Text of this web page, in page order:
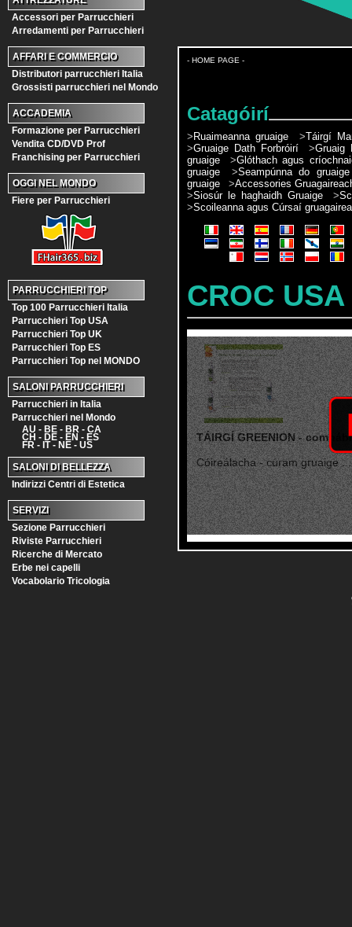
Accessori per Parrucchieri
Arredamenti per Parrucchieri
AFFARI E COMMERCIO
Distributori parrucchieri Italia
Grossisti parrucchieri nel Mondo
ACCADEMIA
Formazione per Parrucchieri
Vendita CD/DVD Prof
Franchising per Parrucchieri
OGGI NEL MONDO
Fiere per Parrucchieri
PARRUCCHIERI TOP
Top 100 Parrucchieri Italia
Parrucchieri Top USA
Parrucchieri Top UK
Parrucchieri Top ES
Parrucchieri Top nel MONDO
SALONI PARRUCCHIERI
Parrucchieri in Italia
Parrucchieri nel Mondo
AU - BE - BR - CA
CH - DE - EN - ES
FR - IT - NE - US
SALONI DI BELLEZZA
Indirizzi Centri di Estetica
SERVIZI
Sezione Parrucchieri
Riviste Parrucchieri
Ricerche di Mercato
Erbe nei capelli
Vocabolario Tricologia
- HOME PAGE -
Catagóirí
> Ruaimeanna gruaige >Táirgí
>Gruaige Dath Forbróirí >Gruaig
gruaige
>Glóthach agus
gruaige
>Seampúnna do gruaige
gruaige
>Accessories
>Siosúr le haghaidh Gruaige >
>Scoileanna agus Cúrsaí
CROC USA
TÁIRGÍ GREENION -
Cóireálacha - cúram gruaige ...